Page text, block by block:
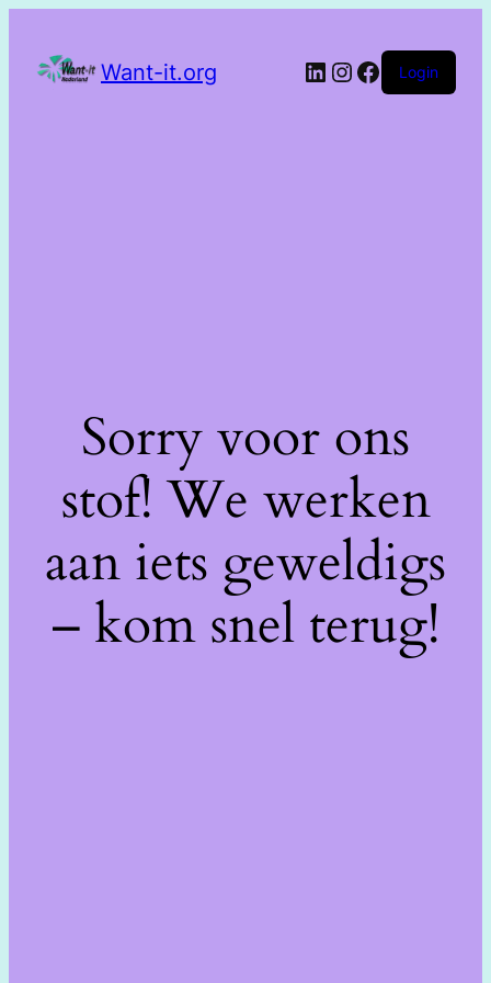
Want-it.org Login
Sorry voor ons
stof! We werken
aan iets geweldigs
– kom snel terug!